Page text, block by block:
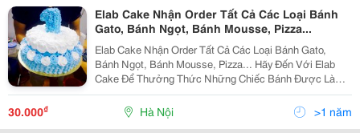
Elab Cake Nhận Order Tất Cả Các Loại Bánh
Gato, Bánh Ngọt, Bánh Mousse, Pizza...
Elab Cake Nhận Order Tất Cả Các Loại Bánh Gato,
Bánh Ngọt, Bánh Mousse, Pizza... Hãy Đến Với Elab
Cake Để Thưởng Thức Những Chiếc Bánh Được Làm
Từ Nguyên Liệu Tươi Ngon, Đảm Bảo Chất Lượng,
Hương Vị... Bánh Sinh Nhật Của Elab Được Làm Theo
Yêu Cầu Củ
30.000₫ Hà Nội >1 năm